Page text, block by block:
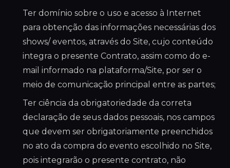
Ter domínio sobre o uso e acesso à Internet
para obtenção das informações necessárias dos
shows/ eventos, através do Site, cujo conteúdo
integra o presente Contrato, assim como do e-
mail informado na plataforma/Site, por ser o
meio de comunicação principal entre as partes;
Ter ciência da obrigatoriedade da correta
declaração de seus dados pessoais, nos campos
que devem ser obrigatoriamente preenchidos
no ato da compra do evento escolhido no Site,
pois integrarão o presente contrato, não